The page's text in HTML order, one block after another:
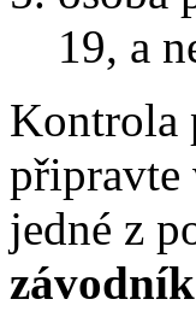
19, a
Kontrola
jedné z